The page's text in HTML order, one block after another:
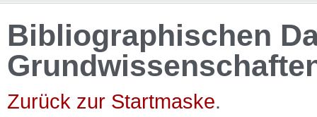
Bibliographischen
Zurück zur Startmaske.